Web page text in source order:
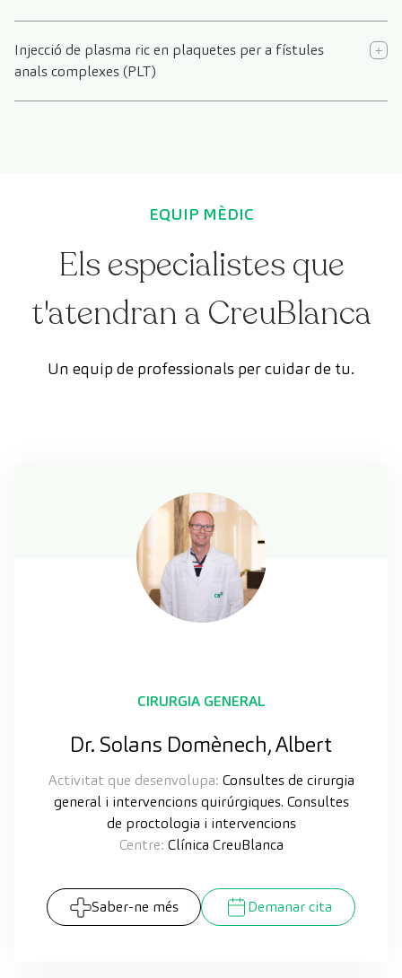
Injecció de plasma ric en plaquetes per a fístules
anals complexes (PLT)
EQUIP MÈDIC
Els especialistes que
t'atendran a CreuBlanca
Un equip de professionals per cuidar de tu.
CIRURGIA GENERAL
Dr. Solans Domènech, Albert
Activitat que desenvolupa: Consultes de cirurgia
general i intervencions quirúrgiques. Consultes
de proctologia i intervencions
Centre: Clínica CreuBlanca
Saber-ne més Demanar cita